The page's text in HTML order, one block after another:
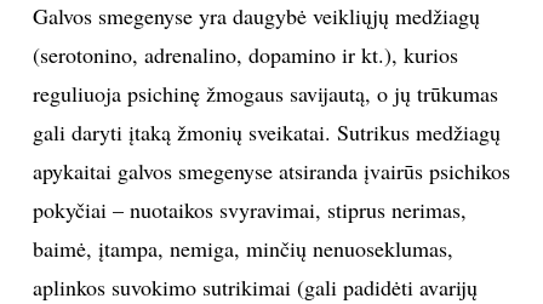
Galvos smegenyse yra daugybė veikliųjų medžiagų
(serotonino, adrenalino, dopamino ir kt.), kurios
reguliuoja psichinę žmogaus savijautą, o jų trūkumas
gali daryti įtaką žmonių sveikatai. Sutrikus medžiagų
apykaitai galvos smegenyse atsiranda įvairūs psichikos
pokyčiai – nuotaikos svyravimai, stiprus nerimas,
baimė, įtampa, nemiga, minčių nenuoseklumas,
aplinkos suvokimo sutrikimai (gali padidėti avarijų